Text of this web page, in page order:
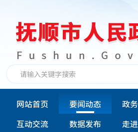
网站首页 要闻动态 政
互动交流
数据发布 走